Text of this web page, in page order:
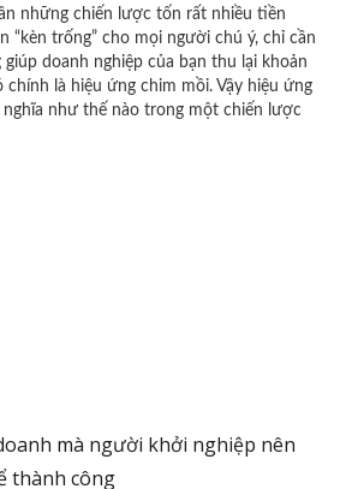
những chiến lược tốn rất nhiều tiền
“kèn trống” cho mọi người chú ý, chỉ cần
doanh nghiệp của bạn thu lại khoản
chính là hiệu ứng chim mồi. Vậy hiệu ứng
nghĩa như thế nào trong một chiến lược
mà người khởi nghiệp nên
thành công